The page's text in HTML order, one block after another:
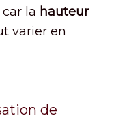
la hauteur
varier en
de